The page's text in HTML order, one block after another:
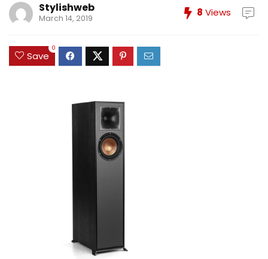
Stylishweb
March 14, 2019 8 Views
Save
0